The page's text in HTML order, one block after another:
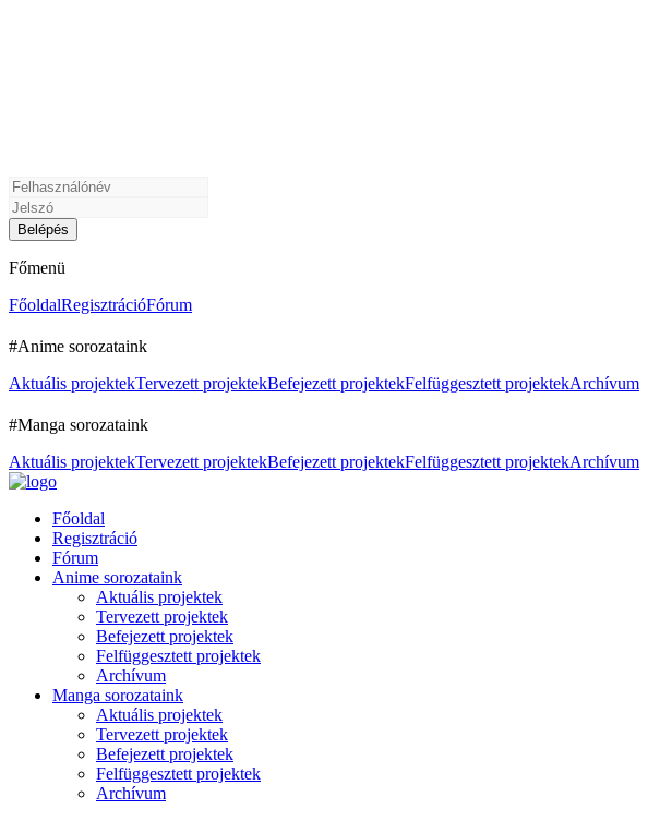
Főmenü
FőoldalRegisztrációFórum
#Anime sorozataink
Aktuális projektekTervezett projektekBefejezett projektekFelfüggesztett projektekArchívum
#Manga sorozataink
Aktuális projektekTervezett projektekBefejezett projektekFelfüggesztett projektekArchívum
Főoldal
Regisztráció
Fórum
Anime sorozataink
Aktuális projektek
Tervezett projektek
Befejezett projektek
Felfüggesztett projektek
Archívum
Manga sorozataink
Aktuális projektek
Tervezett projektek
Befejezett projektek
Felfüggesztett projektek
Archívum